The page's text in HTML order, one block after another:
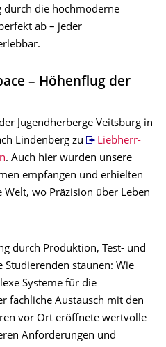
durch die hochmoderne
ab – jeder
– Höhenflug der
Jugendherberge Veitsburg in
Lindenberg zu
Liebherr-
. Auch hier wurden unsere
empfangen und erhielten
wo Präzision über Leben
durch Produktion, Test- und
Studierenden staunen: Wie
Systeme für die
fachliche Austausch mit den
vor Ort eröffnete wertvolle
Anforderungen und